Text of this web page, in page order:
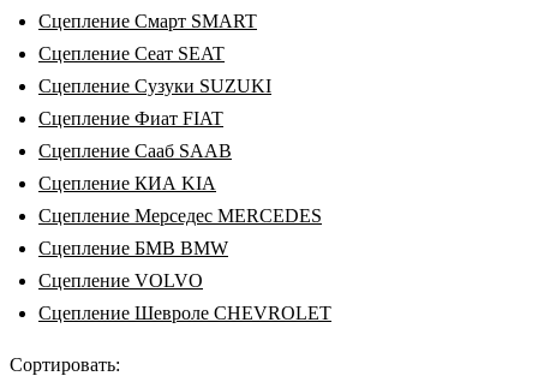
Сцепление Смарт SMART
Сцепление Сеат SEAT
Сцепление Сузуки SUZUKI
Сцепление Фиат FIAT
Сцепление Сааб SAAB
Сцепление КИА KIA
Сцепление Мерседес MERCEDES
Сцепление БМВ BMW
Сцепление VOLVO
Сцепление Шевроле CHEVROLET
Сортировать: